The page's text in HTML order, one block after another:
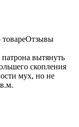
Отзывы
вытянуть
скопления
мух, но не